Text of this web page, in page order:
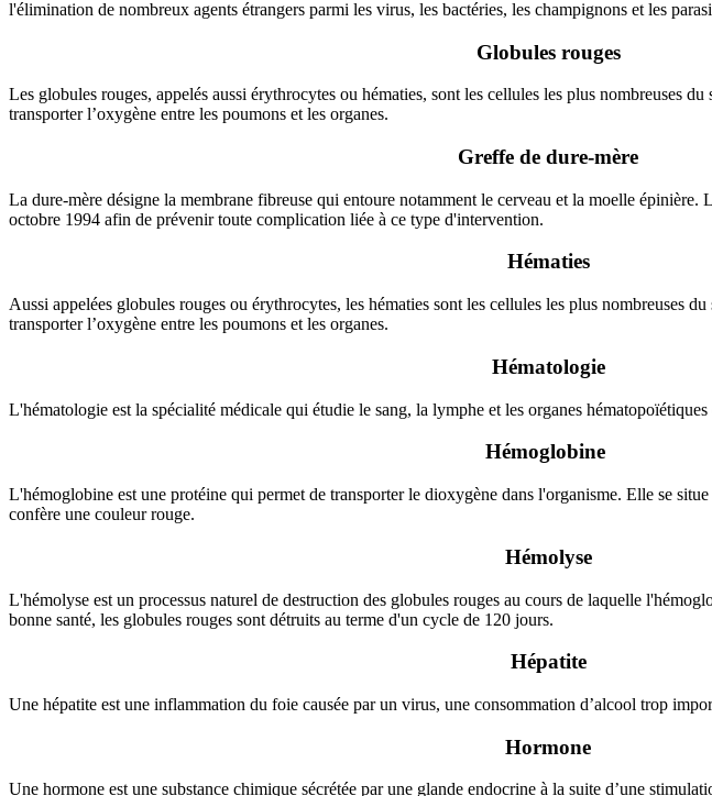
l'élimination de nombreux agents étrangers parmi les virus, les bactéries, les champignons et les
Globules rouges
Les globules rouges, appelés aussi érythrocytes ou hématies, sont les cellules les plus nombreuses
transporter l’oxygène entre les poumons et les organes.
Greffe de dure-mère
La dure-mère désigne la membrane fibreuse qui entoure notamment le cerveau et la moelle épinière.
octobre 1994 afin de prévenir toute complication liée à ce type d'intervention.
Hématies
Aussi appelées globules rouges ou érythrocytes, les hématies sont les cellules les plus nombreuses
transporter l’oxygène entre les poumons et les organes.
Hématologie
L'hématologie est la spécialité médicale qui étudie le sang, la lymphe et les organes
Hémoglobine
L'hémoglobine est une protéine qui permet de transporter le dioxygène dans l'organisme. Elle se
confère une couleur rouge.
Hémolyse
L'hémolyse est un processus naturel de destruction des globules rouges au cours de laquelle
bonne santé, les globules rouges sont détruits au terme d'un cycle de 120 jours.
Hépatite
Une hépatite est une inflammation du foie causée par un virus, une consommation d’alcool trop
Hormone
Une hormone est une substance chimique sécrétée par une glande endocrine à la suite d’une